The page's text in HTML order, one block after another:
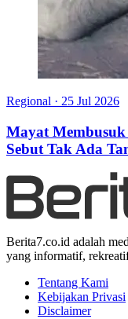
Regional · 25 Jul 2026
Mayat
Sebut Tak Ada
Berita7.co.id adalah
yang informatif,
Tentang Kami
Kebijakan Privasi
Disclaimer